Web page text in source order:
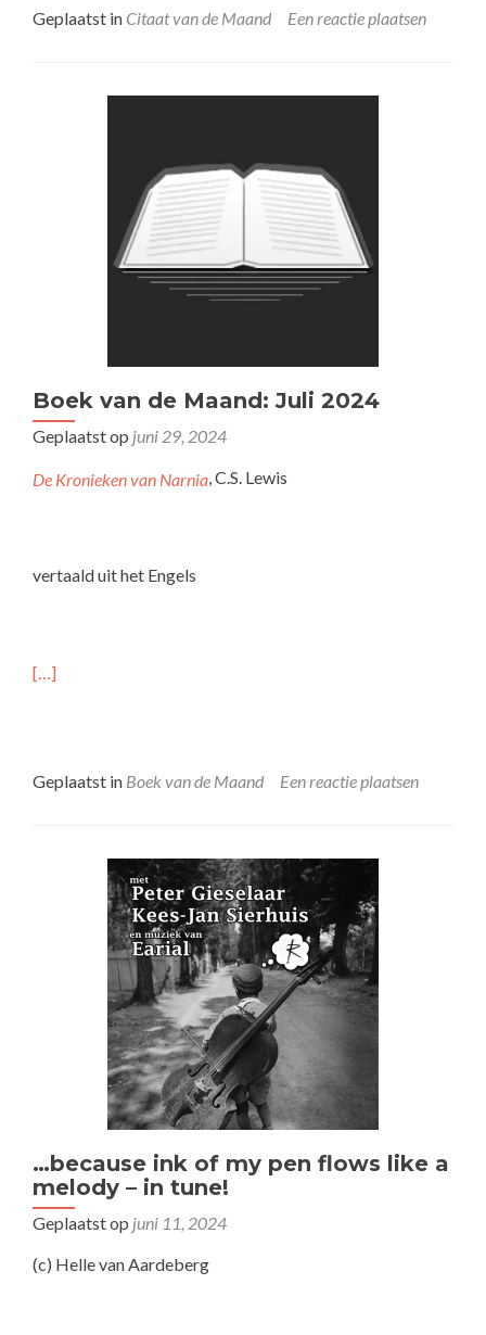
Geplaatst in Citaat van de Maand Een reactie plaatsen
Boek van de Maand: Juli 2024
Geplaatst op juni 29, 2024
De Kronieken van Narnia, C.S. Lewis
vertaald uit het Engels
[…]
Geplaatst in Boek van de Maand Een reactie plaatsen
…because ink of my pen flows like a
melody – in tune!
Geplaatst op juni 11, 2024
(c) Helle van Aardeberg